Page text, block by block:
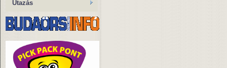
Utazás